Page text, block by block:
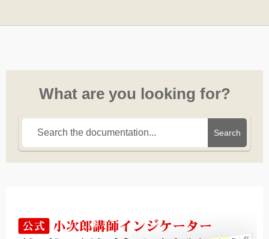
What are you looking for?
Search